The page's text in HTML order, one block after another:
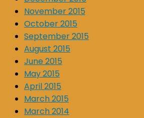
November 2015
October 2015
September 2015
August 2015
June 2015
May 2015
April 2015
March 2015
March 2014